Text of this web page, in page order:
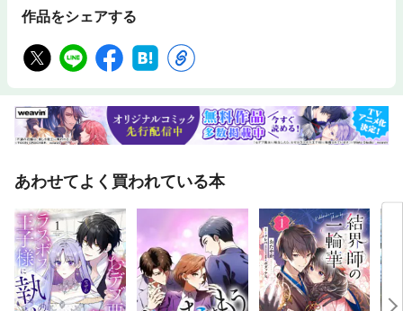
作品をシェアする
あわせてよく買われている本